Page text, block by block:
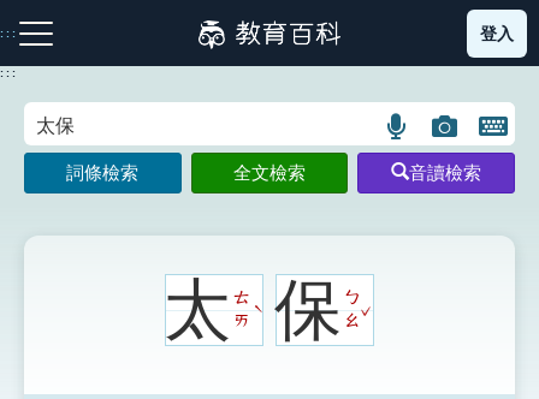
到
主
:::
注音索引圖示 筆畫索引圖示 部首索引表圖示
登入
:::
語
言
搜
圖
片
搜
開
鍵
圖
詞條檢索 全文檢索 音讀檢索
太ㄊ
ㄞ
ˋ 保ㄅ
ㄠ
ˇ